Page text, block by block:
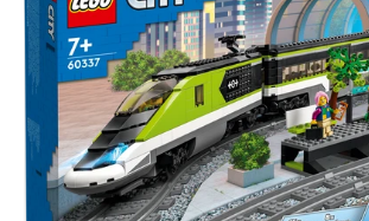
Medien
1
in
Galerieansicht
öffnen